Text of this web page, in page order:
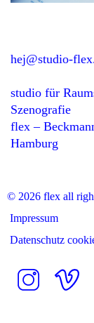
hej@studio-
studio für
Szenografie
flex –
Hamburg
© 2026 flex all
Impressum
Datenschutz